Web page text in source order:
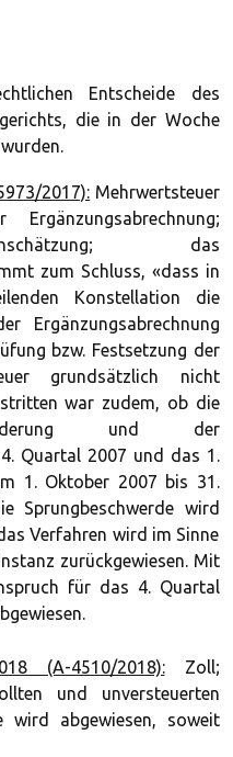
Entscheide des
die in der Woche
2017): Mehrwertsteuer
das
zum Schluss, «dass in
Konstellation die
Ergänzungsabrechnung
bzw. Festsetzung der
grundsätzlich nicht
war zudem, ob die
und der
Quartal 2007 und das 1.
1. Oktober 2007 bis 31.
Sprungbeschwerde wird
Verfahren wird im Sinne
zurückgewiesen. Mit
für das 4. Quartal
(A-4510/2018):Zoll;
und unversteuerten
wird abgewiesen, soweit